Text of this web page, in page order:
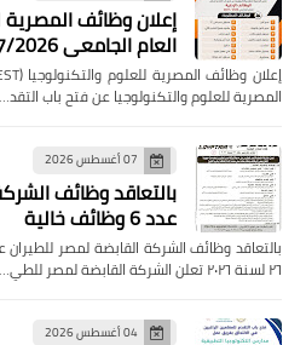
العام الجامعي 2027/2026
المصرية للعلوم والتكنولوجيا عن فتح باب التقد…
07 أغسطس 2026
بالتعاقد وظائف
عدد 6 وظائف خالية
٢٦ لسنة ٢٠٢٦ تعلن الشركة القابضة لمصر للطي…
04 أغسطس 2026